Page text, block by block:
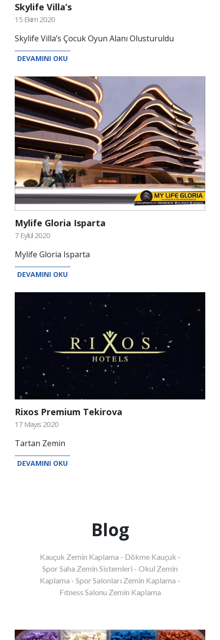
Skylife Villa’s
15 Ekim 2020
Skylife Villa’s Çocuk Oyun Alanı Olusturuldu
DEVAMINI OKU
Mylife Gloria Isparta
7 Eylül 2020
Mylife Gloria Isparta
DEVAMINI OKU
Rixos Premium Tekirova
17 Mayıs 2020
Tartan Zemin
DEVAMINI OKU
Blog
Kauçuk Zemin Kaplama - Dökme Kauçuk -
Spor Saha Zemin Sistemleri - Okul Zemin
Kaplama - Spor Salonları Zemin Kaplama -
Fıtness Salonu Zemin Kaplama